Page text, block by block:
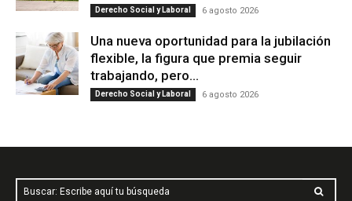
Derecho Social y Laboral 6 agosto 2026
Una nueva oportunidad para la jubilación
flexible, la figura que premia seguir
trabajando, pero...
Derecho Social y Laboral 6 agosto 2026
Buscar: Escribe aquí tu búsqueda